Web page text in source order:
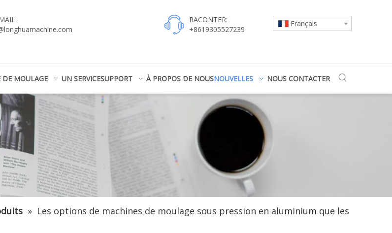
RACONTER:
+8619305527239
Français
DE MOULAGE UN SERVICESUPPORT À PROPOS DE NOUSNOUVELLES NOUS CONTACTER
» Les options de machines de moulage sous pression en aluminium que les